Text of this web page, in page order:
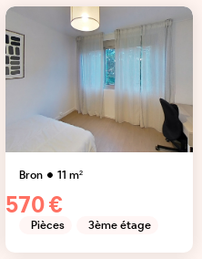
Bron 11 m²
570 €
Pièces 3ème étage